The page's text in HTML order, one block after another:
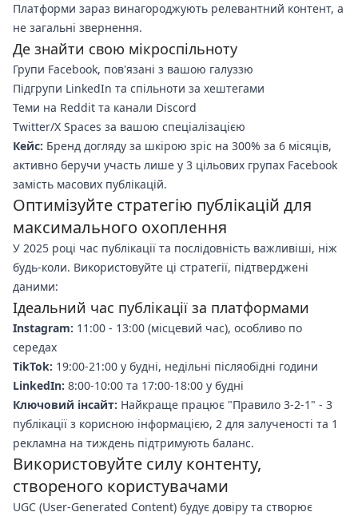
Платформи зараз винагороджують релевантний контент, а
не загальні звернення.
Де знайти свою мікроспільноту
Групи Facebook, пов'язані з вашою галуззю
Підгрупи LinkedIn та спільноти за хештегами
Теми на Reddit та канали Discord
Twitter/X Spaces за вашою спеціалізацією
Кейс: Бренд догляду за шкірою зріс на 300% за 6 місяців,
активно беручи участь лише у 3 цільових групах Facebook
замість масових публікацій.
Оптимізуйте стратегію публікацій для
максимального охоплення
У 2025 році час публікації та послідовність важливіші, ніж
будь-коли. Використовуйте ці стратегії, підтверджені
даними:
Ідеальний час публікації за платформами
Instagram: 11:00 - 13:00 (місцевий час), особливо по
середах
TikTok: 19:00-21:00 у будні, недільні післяобідні години
LinkedIn: 8:00-10:00 та 17:00-18:00 у будні
Ключовий інсайт: Найкраще працює "Правило 3-2-1" - 3
публікації з корисною інформацією, 2 для залученості та 1
рекламна на тиждень підтримують баланс.
Використовуйте силу контенту,
створеного користувачами
UGC (User-Generated Content) будує довіру та створює